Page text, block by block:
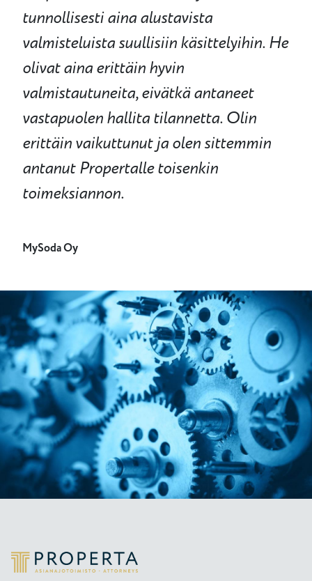
tunnollisesti aina alustavista
valmisteluista suullisiin käsittelyihin. He
olivat aina erittäin hyvin
valmistautuneita, eivätkä antaneet
vastapuolen hallita tilannetta. Olin
erittäin vaikuttunut ja olen sittemmin
antanut Propertalle toisenkin
toimeksiannon.
MySoda Oy
Properta